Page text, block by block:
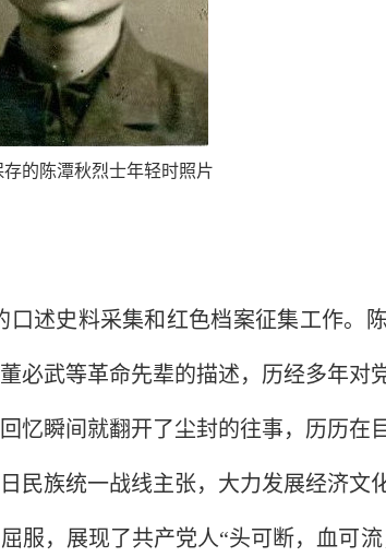
存的陈潭秋烈士年轻时照片
述史料采集和红色档案征集工作。
必武等革命先辈的描述，历经多年对
忆瞬间就翻开了尘封的往事，历历在目
民族统一战线主张，大力发展经济文
服，展现了共产党人“头可断，血可